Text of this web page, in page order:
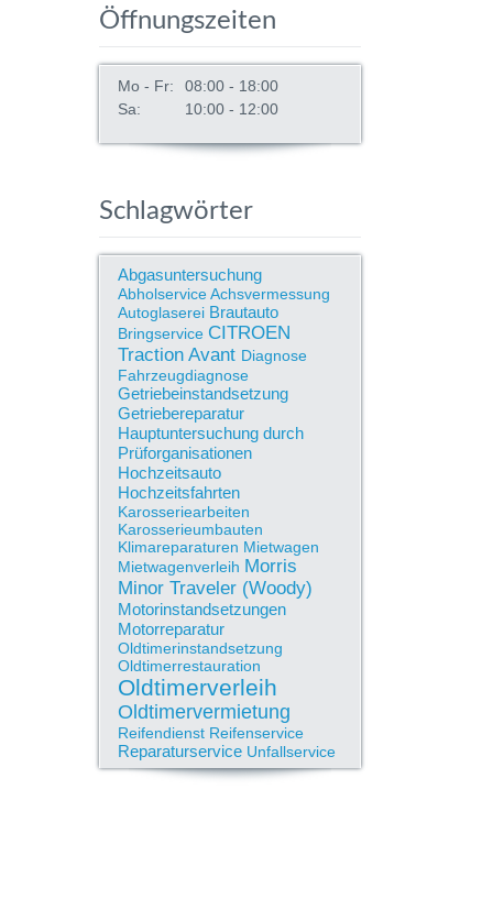
Öffnungszeiten
Mo - Fr:
08:00 - 18:00
Sa:
10:00 - 12:00
Schlagwörter
Abgasuntersuchung
AbholserviceAchsvermessung
Autoglaserei Brautauto
Bringservice CITROEN
Traction Avant Diagnose
Fahrzeugdiagnose
Getriebeinstandsetzung
Getriebereparatur
Hauptuntersuchung durch
Prüforganisationen
Hochzeitsauto
Hochzeitsfahrten
Karosseriearbeiten
Karosserieumbauten
Klimareparaturen Mietwagen
Mietwagenverleih Morris
Minor Traveler (Woody)
Motorinstandsetzungen
Motorreparatur
Oldtimerinstandsetzung
Oldtimerrestauration
Oldtimerverleih
Oldtimervermietung
Reifendienst Reifenservice
Reparaturservice Unfallservice